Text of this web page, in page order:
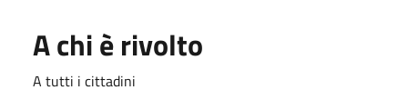
A chi è rivolto
A tutti i cittadini